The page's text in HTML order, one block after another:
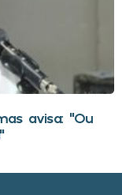
avisa: “Ou